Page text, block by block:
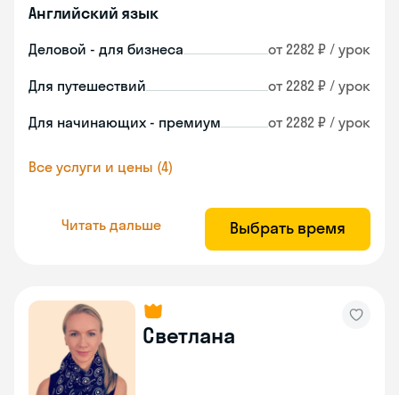
Английский язык
Деловой - для бизнеса от 2282 ₽ / урок
Для путешествий от 2282 ₽ / урок
Для начинающих - премиум от 2282 ₽ / урок
Все услуги и цены (4)
Читать дальше Выбрать время
Светлана